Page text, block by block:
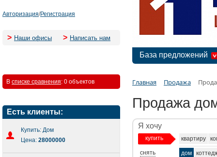
Авторизация/Регистрация
> Наши офисы > Написать нам
База предложений
В списке сравнения: 0 объектов
Есть клиенты:
Купить: Дом
Цена: 28000000
Главная Продажа
Продажа
Я хочу
купить
снять
квартиру
дом